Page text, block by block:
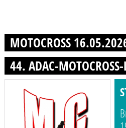
MOTOCROSS